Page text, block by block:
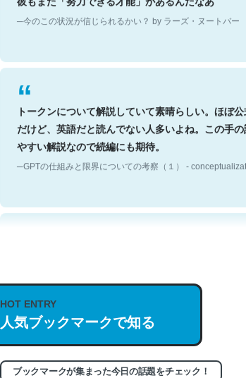
─今のこの状況が信じられるかい？ by ラーズ・ヌートバー
トークンについて解説していて素晴らしい。ほぼ
だけど、英語だと読んでない人多いよね。この手
やすい解説なので続編にも期待。
─GPTの仕組みと限界についての考察（１） -
これは良記事。32768トークンだと英語小説100ペ
HOT ENTRY
人気ブックマークで知る
ブックマークが集まった今日の話題をチェック！